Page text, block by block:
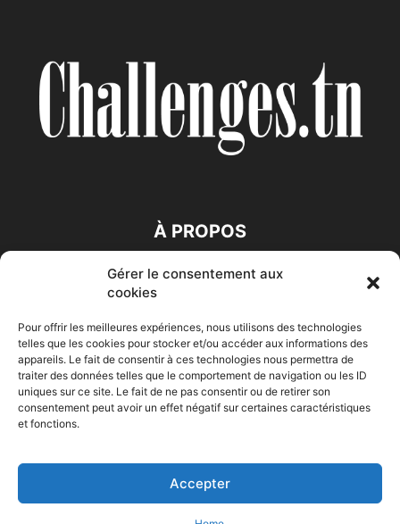
Gérer le consentement aux
cookies
Pour offrir les meilleures expériences, nous utilisons des technologies
telles que les cookies pour stocker et/ou accéder aux informations des
appareils. Le fait de consentir à ces technologies nous permettra de
traiter des données telles que le comportement de navigation ou les ID
uniques sur ce site. Le fait de ne pas consentir ou de retirer son
consentement peut avoir un effet négatif sur certaines caractéristiques
et fonctions.
Accepter
À PROPOS
SUIVEZ NOUS
Accueil Economie Entreprises Entrepreneur Afrique
HIGH-TECH Auto-Moto